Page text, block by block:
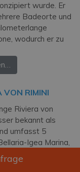
wurde. Er
Badeorte und
wodurch er zu
VON RIMINI
Riviera von
bekannt als
umfasst 5
Igea Marina,
Misano Adriatico
Die